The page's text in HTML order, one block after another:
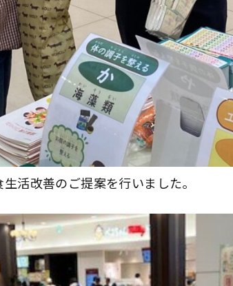
活改善のご提案を行いました。